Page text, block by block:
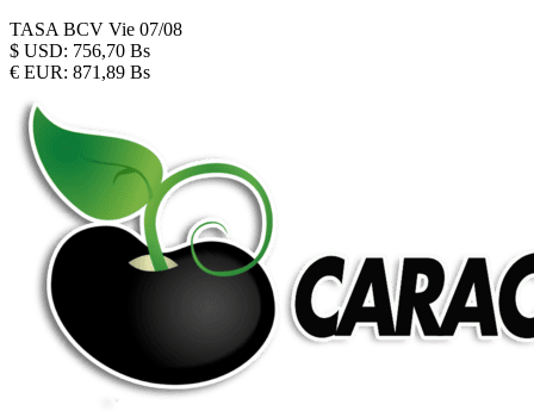
TASA BCV Vie 07/08
$ USD: 756,70 Bs
€ EUR: 871,89 Bs